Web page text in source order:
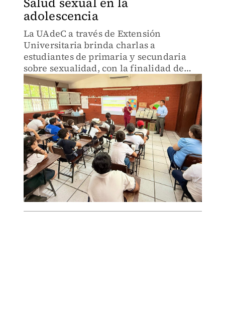
adolescencia
La UAdeC a través de Extensión
Universitaria brinda charlas a
estudiantes de primaria y secundaria
sobre sexualidad, con la finalidad de
que tomen conciencia sobre la
importancia del tema